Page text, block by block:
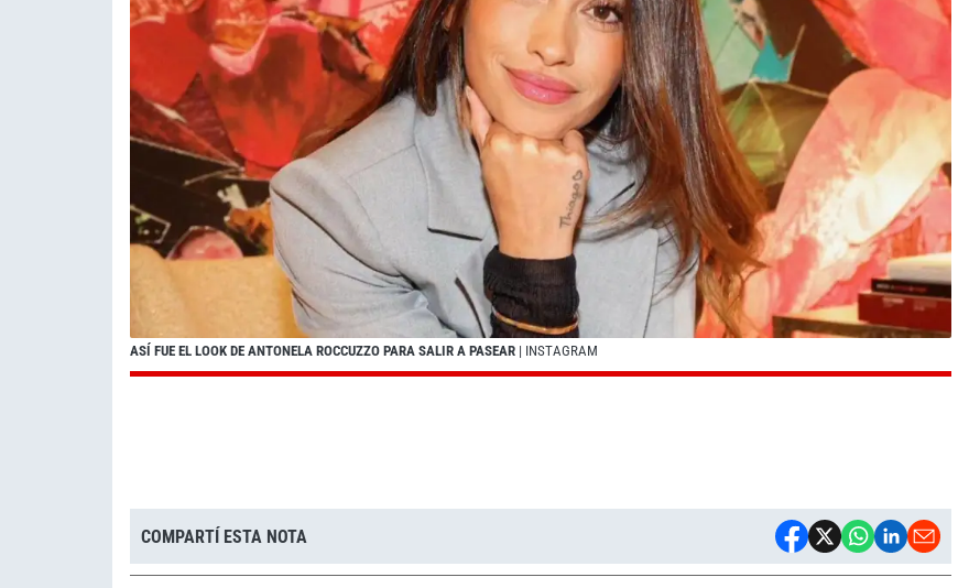
ASÍ FUE EL LOOK DE ANTONELA ROCCUZZO PARA SALIR A PASEAR | INSTAGRAM
COMPARTÍ ESTA NOTA